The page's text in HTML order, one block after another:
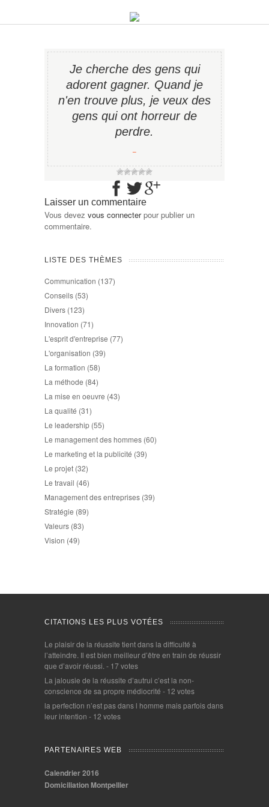
Je cherche des gens qui
adorent gagner. Quand je
n'en trouve plus, je veux des
gens qui ont horreur de
perdre.
−
Laisser un commentaire
Vous devez vous connecterpour publier un
commentaire.
LISTE DES THÈMES
Communication (137)
Conseils (53)
Divers (123)
Innovation (71)
L'esprit d'entreprise (77)
L'organisation (39)
La formation (58)
La méthode (84)
La mise en oeuvre (43)
La qualité (31)
Le leadership (55)
Le management des hommes (60)
Le marketing et la publicité (39)
Le projet (32)
Le travail (46)
Management des entreprises (39)
Stratégie (89)
Valeurs (83)
Vision (49)
CITATIONS LES PLUS VOTÉES
Le plaisir de la réussite tient dans la difficulté à
l’atteindre. Il est bien meilleur d’être en train de réussir
que d’avoir réussi. - 17 votes
La jalousie de la réussite d’autrui c’est la non-
conscience de sa propre médiocrité - 12 votes
la perfection n’est pas dans l homme mais parfois dans
leur intention - 12 votes
PARTENAIRES WEB
Calendrier 2016
Domiciliation Montpellier